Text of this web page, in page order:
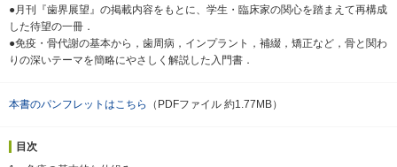
●月刊『歯界展望』の掲載内容をもとに、学生・臨床家の関心を踏まえて再構成
した待望の一冊．
●免疫・骨代謝の基本から，歯周病，インプラント，補綴，矯正など，骨と関わ
りの深いテーマを簡略にやさしく解説した入門書．
本書のパンフレットはこちら （PDFファイル 約1.77MB）
目次